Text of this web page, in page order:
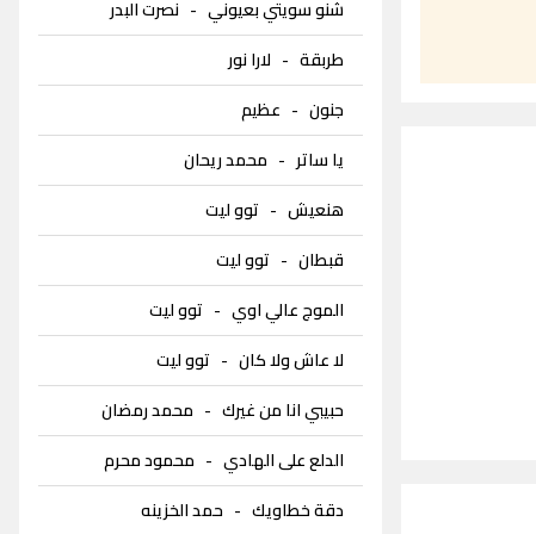
شنو سويتي بعيوني- نصرت البدر
طربقة- لارا نور
جنون- عظيم
يا ساتر - محمد ريحان
هنعيش- توو ليت
قبطان- توو ليت
الموج عالي اوي- توو ليت
لا عاش ولا كان- توو ليت
حبيبي انا من غيرك- محمد رمضان
الدلع على الهادي- محمود محرم
دقة خطاويك- حمد الخزينه